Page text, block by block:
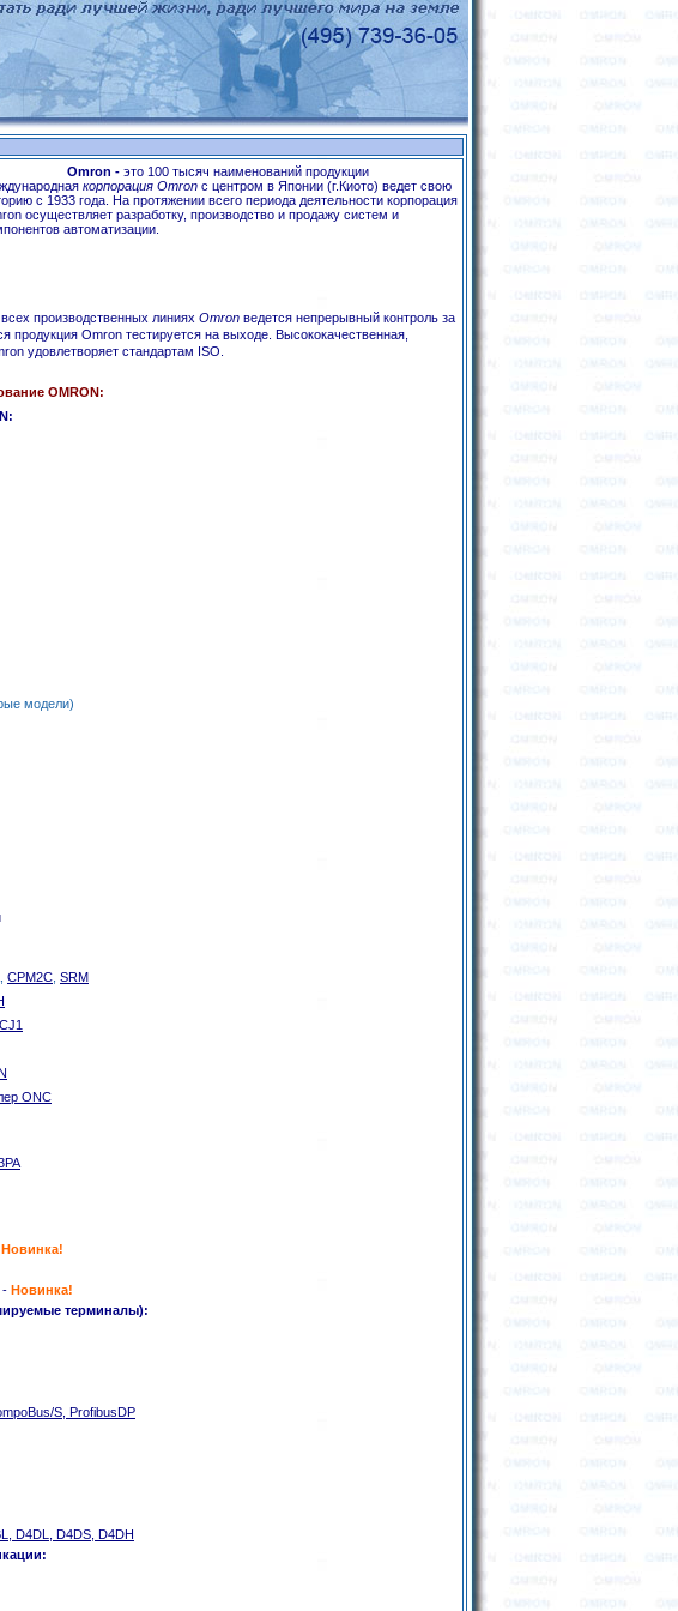
Omron - это 100 тысяч наименований продукции
корпорация Omron с центром в Японии (г.Киото) ведет свою
с 1933 года. На протяжении всего периода деятельности корпорация
осуществляет разработку, производство и продажу систем и
автоматизации.
производственных линиях Omron ведется непрерывный контроль за
продукция Omron тестируется на выходе. Высококачественная,
удовлетворяет стандартам ISO.
OMRON:
модели)
CPM2C SRM
CJ1
ONC
Новинка!
- Новинка!
терминалы):
S, ProfibusDP
D4DL, D4DS, D4DH